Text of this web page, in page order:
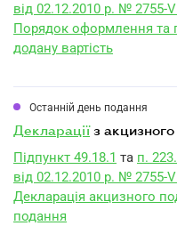
від 02.12.2010 р. № 2755-
Порядок оформлення та
додану вартість
Останній день подання
декларації з
Підпункт 49.18.1 та п.
від 02.12.2010 р. № 2755-
Декларація акцизного
подання